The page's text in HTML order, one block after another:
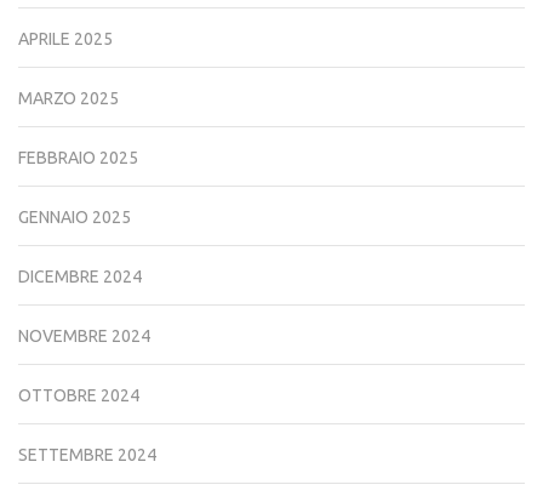
APRILE 2025
MARZO 2025
FEBBRAIO 2025
GENNAIO 2025
DICEMBRE 2024
NOVEMBRE 2024
OTTOBRE 2024
SETTEMBRE 2024